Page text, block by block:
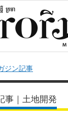
ジン記事
事｜土地開発